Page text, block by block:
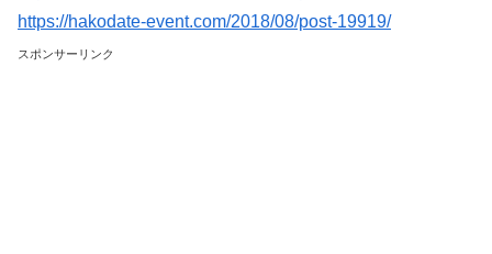
https://hakodate-event.com/2018/08/post-19919/
スポンサーリンク